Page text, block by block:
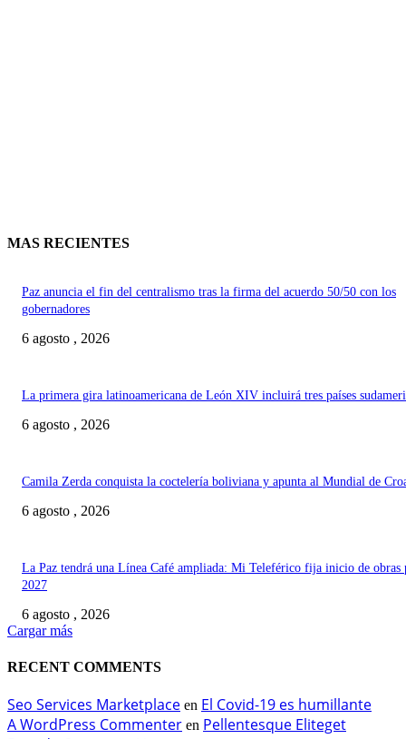
MAS RECIENTES
Paz anuncia el fin del centralismo tras la firma del acuerdo 50/50 con los
gobernadores
6 agosto , 2026
La primera gira latinoamericana de León XIV incluirá tres países
6 agosto , 2026
Camila Zerda conquista la coctelería boliviana y apunta al Mundial de
6 agosto , 2026
La Paz tendrá una Línea Café ampliada: Mi Teleférico fija inicio de obras
2027
6 agosto , 2026
Cargar más
RECENT COMMENTS
Seo Services Marketplace en El Covid-19 es humillante
A WordPress Commenter en Pellentesque Eliteget